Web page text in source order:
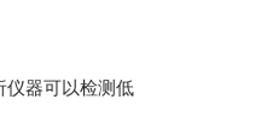
仪器可以检测低